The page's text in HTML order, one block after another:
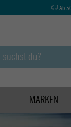
Ab
MARKEN